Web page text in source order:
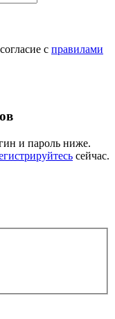
с правилами
и пароль ниже.
сейчас.